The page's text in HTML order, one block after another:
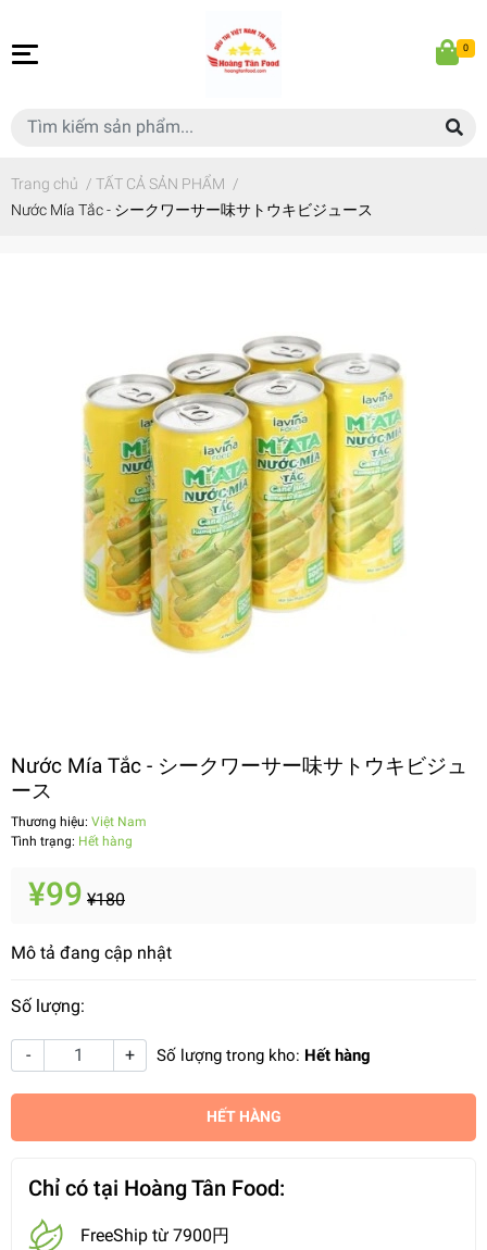
0
Trang chủ / TẤT CẢ SẢN PHẨM /
Nước Mía Tắc - シークワーサー味サトウキビジュース
Nước Mía Tắc - シークワーサー味サトウキビジュ
ース
Thương hiệu: Việt Nam
Tình trạng: Hết hàng
¥99 ¥180
Mô tả đang cập nhật
Số lượng:
- + Số lượng trong kho: Hết hàng
HẾT HÀNG
Chỉ có tại Hoàng Tân Food:
FreeShip từ 7900円